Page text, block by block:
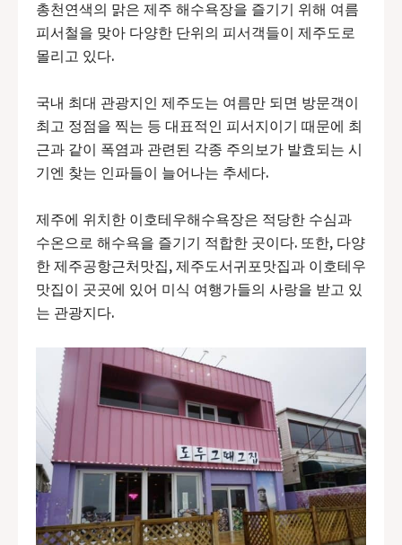
총천연색의 맑은 제주 해수욕장을 즐기기 위해 여름
피서철을 맞아 다양한 단위의 피서객들이 제주도로
몰리고 있다.
국내 최대 관광지인 제주도는 여름만 되면 방문객이
최고 정점을 찍는 등 대표적인 피서지이기 때문에 최
근과 같이 폭염과 관련된 각종 주의보가 발효되는 시
기엔 찾는 인파들이 늘어나는 추세다.
제주에 위치한 이호테우해수욕장은 적당한 수심과
수온으로 해수욕을 즐기기 적합한 곳이다. 또한, 다양
한 제주공항근처맛집, 제주도서귀포맛집과 이호테우
맛집이 곳곳에 있어 미식 여행가들의 사랑을 받고 있
는 관광지다.